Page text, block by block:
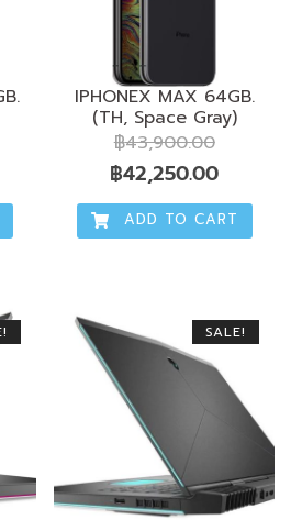
IPHONEX MAX 64GB.
(TH, Space Gray)
฿43,900.00
Original
price
was:
฿42,250.00Current
price
is:
ADD TO CART
SALE!